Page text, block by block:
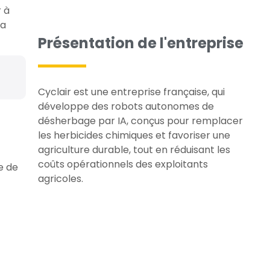
à
de
Présentation de l'entreprise
Cyclairest une entreprise française, qui
développe des robots autonomes de
désherbage par IA, conçus pour remplacer
les herbicides chimiques et favoriser une
agriculture durable, tout en réduisant les
coûts opérationnels des exploitants
agricoles.